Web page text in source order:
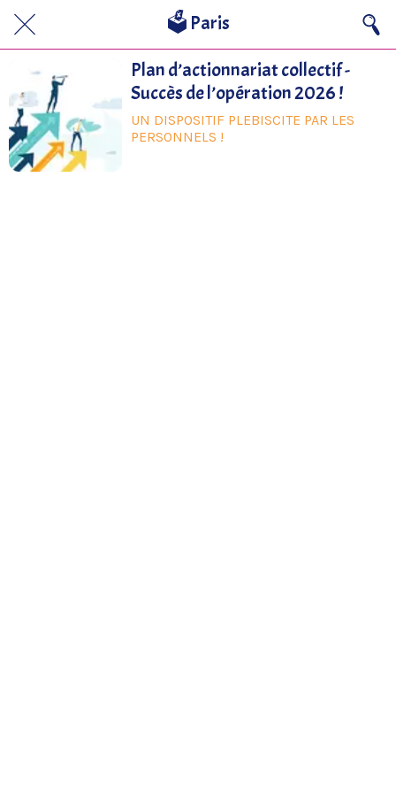
🗳️ Paris
Plan d’actionnariat collectif -
Succès de l’opération 2026 !
UN DISPOSITIF PLEBISCITE PAR LES
PERSONNELS !